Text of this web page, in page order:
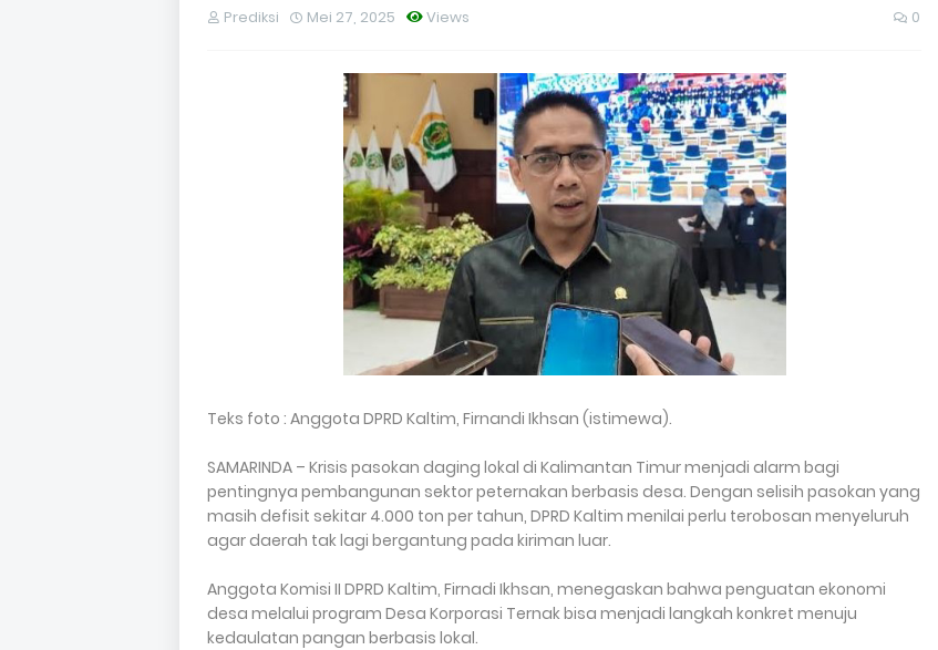
Prediksi Views
Mei 27, 2025 0
Teks foto : Anggota DPRD Kaltim, Firnandi Ikhsan (istimewa).
SAMARINDA – Krisis pasokan daging lokal di Kalimantan Timur menjadi alarm bagi
pentingnya pembangunan sektor peternakan berbasis desa. Dengan selisih pasokan yang
masih defisit sekitar 4.000 ton per tahun, DPRD Kaltim menilai perlu terobosan menyeluruh
agar daerah tak lagi bergantung pada kiriman luar.
Anggota Komisi II DPRD Kaltim, Firnadi Ikhsan, menegaskan bahwa penguatan ekonomi
desa melalui program Desa Korporasi Ternak bisa menjadi langkah konkret menuju
kedaulatan pangan berbasis lokal.